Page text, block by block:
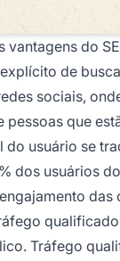
vantagens do
de
sociais,
pessoas que
do usuário se
dos usuários
das
Tráfego